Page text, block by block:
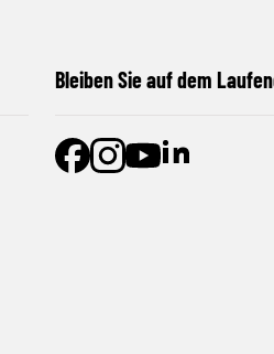
Bleiben Sie auf dem